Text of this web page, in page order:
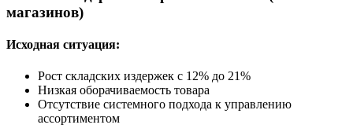
магазинов)
Исходная ситуация:
Рост складских издержек с 12% до 21%
Низкая оборачиваемость товара
Отсутствие системного подхода к управлению
ассортиментом